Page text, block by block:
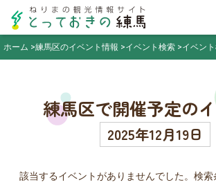
ホーム
練馬区のイベント情報 イベント検索 イベン
練馬区で開催予定の
2025年12月19日
該当するイベントがありませんでした。検